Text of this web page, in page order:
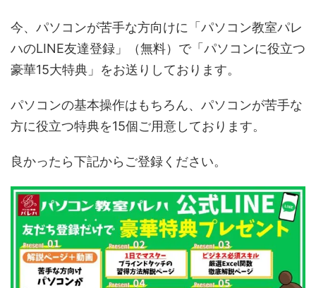
今、パソコンが苦手な方向けに「パソコン教室パレ
ハのLINE友達登録」（無料）で「パソコンに役立つ
豪華15大特典」をお送りしております。
パソコンの基本操作はもちろん、パソコンが苦手な
方に役立つ特典を15個ご用意しております。
良かったら下記からご登録ください。